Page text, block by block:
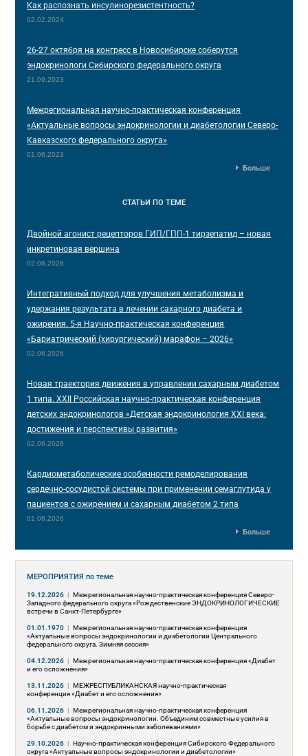
Как распознать инсулинорезистентность?
02.02.2024
26-27 октября на конгресс в Новосибирске соберутся
эндокринологи Сибирского федерального округа
21.09.2023
Межрегиональная научно-практическая конференция
«Актуальные вопросы эндокринологии и диабетологии Северо-
Кавказского федерального округа»
01.06.2023
Больше
СТАТЬИ ПО ТЕМЕ
Двойной агонист рецепторов ГИП/ГПП-1 тирзепатид – новая
инкретиновая вершина
02.06.2026
Интегративный подход для улучшения метаболизма и
удержания результата в лечении сахарного диабета и
ожирения. 5-я Научно-практическая конференция
«Бариатрический (хирургический) марафон – 2026»
02.06.2026
Новая траектория движения в управлении сахарным диабетом
1 типа. XXII Российская научно-практическая конференция
детских эндокринологов «Детская эндокринология XXI века:
достижения и перспективы развития»
02.06.2026
Кардиометаболические особенности ремоделирования
сердечно-сосудистой системы при применении семаглутида у
пациентов с ожирением и сахарным диабетом 2 типа
01.06.2026
Больше
МЕРОПРИЯТИЯпо теме
19.12.2026 | Межрегиональная научно-практическая конференция Северо-
Западного федерального округа «Рождественские ЭНДОКРИНОЛОГИЧЕСКИЕ
встречи в Санкт-Петербурге»
01.01.1970 | Межрегиональная научно-практическая конференция
«Актуальные вопросы эндокринологии и диабетологии Центрального
федерального округа. Зимняя сессия»
04.12.2026 | Межрегиональная научно-практическая конференция «Диабет
и его осложнения»
13.11.2026 | МЕЖРЕСПУБЛИКАНСКАЯ научно-практическая
конференция «Диабет и его осложнения»
06.11.2026 | Межрегиональная научно-практическая конференция
«Актуальные вопросы эндокринологии. Объединим совместные усилия в
борьбе с диабетом и эндокринными заболеваниями»
29.10.2026 | Научно-практическая конференция Сибирского Федерального
округа «Актуальные вопросы эндокринологии и диабетологии»